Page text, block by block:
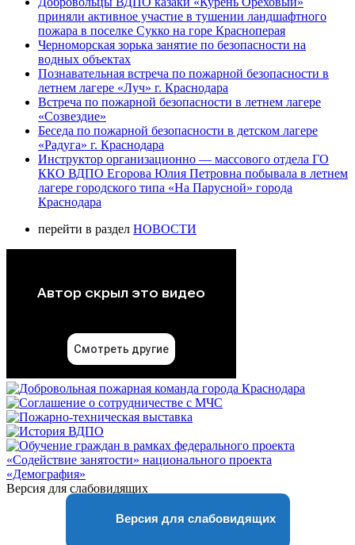
приняли активное участие в тушении ландшафтного
пожара в поселке Сукко на горе Красноперая
Черноморская зорька занятие по безопасности на
водных объектах
Познавательная встреча по пожарной безопасности в
летнем лагере «Луч» г. Краснодара
Встреча по пожарной безопасности в летнем лагере
«Созвездие»
Беседа по пожарной безопасности в детском лагере
«Радуга» г. Краснодара
Инструктор организационно — массового отдела ГО
ККО ВДПО Егорова Юлия Петровна побывала в летнем
лагере городского типа «На Парусной» города
Краснодара
перейти в раздел НОВОСТИ
Версия для слабовидящих
Версия для слабовидящих